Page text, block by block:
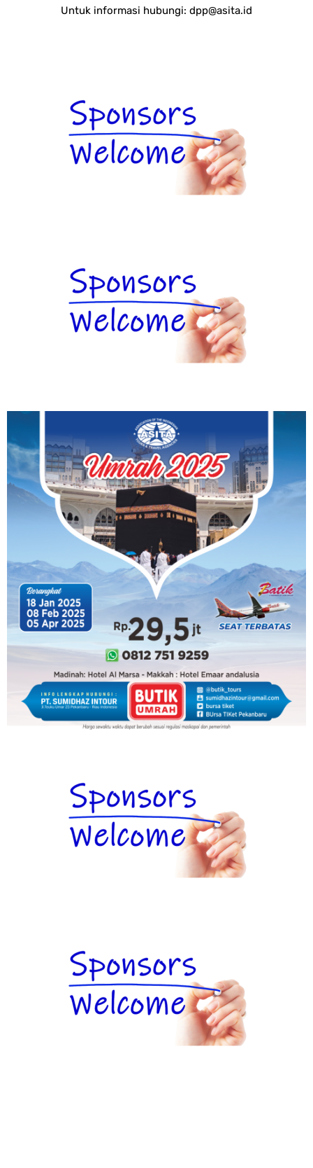
Untuk informasi hubungi: dpp@asita.id